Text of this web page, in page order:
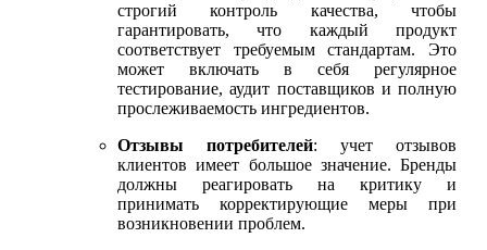
строгий контроль качества, чтобы
гарантировать, что каждый продукт
соответствует требуемым стандартам. Это
может включать в себя регулярное
тестирование, аудит поставщиков и полную
прослеживаемость ингредиентов.
Отзывы потребителей: учет отзывов
клиентов имеет большое значение. Бренды
должны реагировать на критику и
принимать корректирующие меры при
возникновении проблем.